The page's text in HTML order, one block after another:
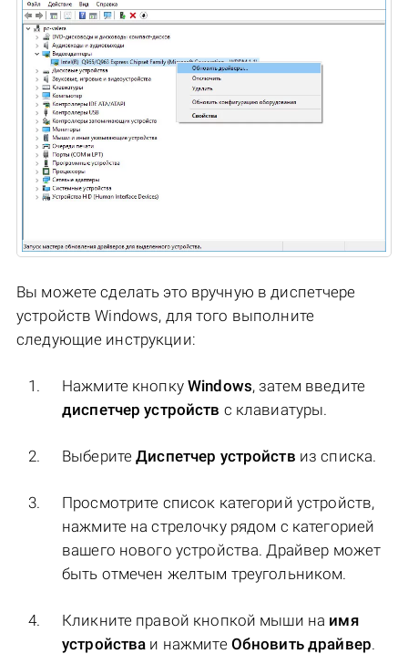
Вы можете сделать это вручную в диспетчере
устройств Windows, для того выполните
следующие инструкции:
Нажмите кнопку Windows, затем введите
диспетчер устройств с клавиатуры.
ВыберитеДиспетчер устройств из списка.
Просмотрите список категорий устройств,
нажмите на стрелочку рядом с категорией
вашего нового устройства. Драйвер может
быть отмечен желтым треугольником.
Кликните правой кнопкой мыши на имя
устройства и нажмите Обновить драйвер.